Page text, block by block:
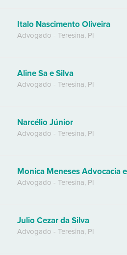
Italo Nascimento Oliveira
Advogado - Teresina, PI
Aline Sa e Silva
Advogado - Teresina, PI
Narcélio Júnior
Advogado - Teresina, PI
Monica Meneses Advocacia
Advogado - Teresina, PI
Julio Cezar da Silva
Advogado - Teresina, PI